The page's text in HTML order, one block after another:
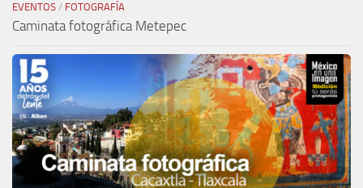
EVENTOS / FOTOGRAFÍA
Caminata fotográfica Metepec